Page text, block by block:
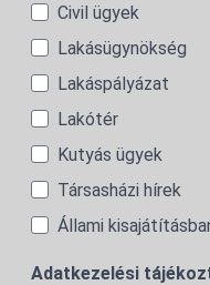
Civil ügyek
Lakásügynökség
Lakáspályázat
Lakótér
Kutyás ügyek
Társasházi hírek
Állami
Adatkezelési